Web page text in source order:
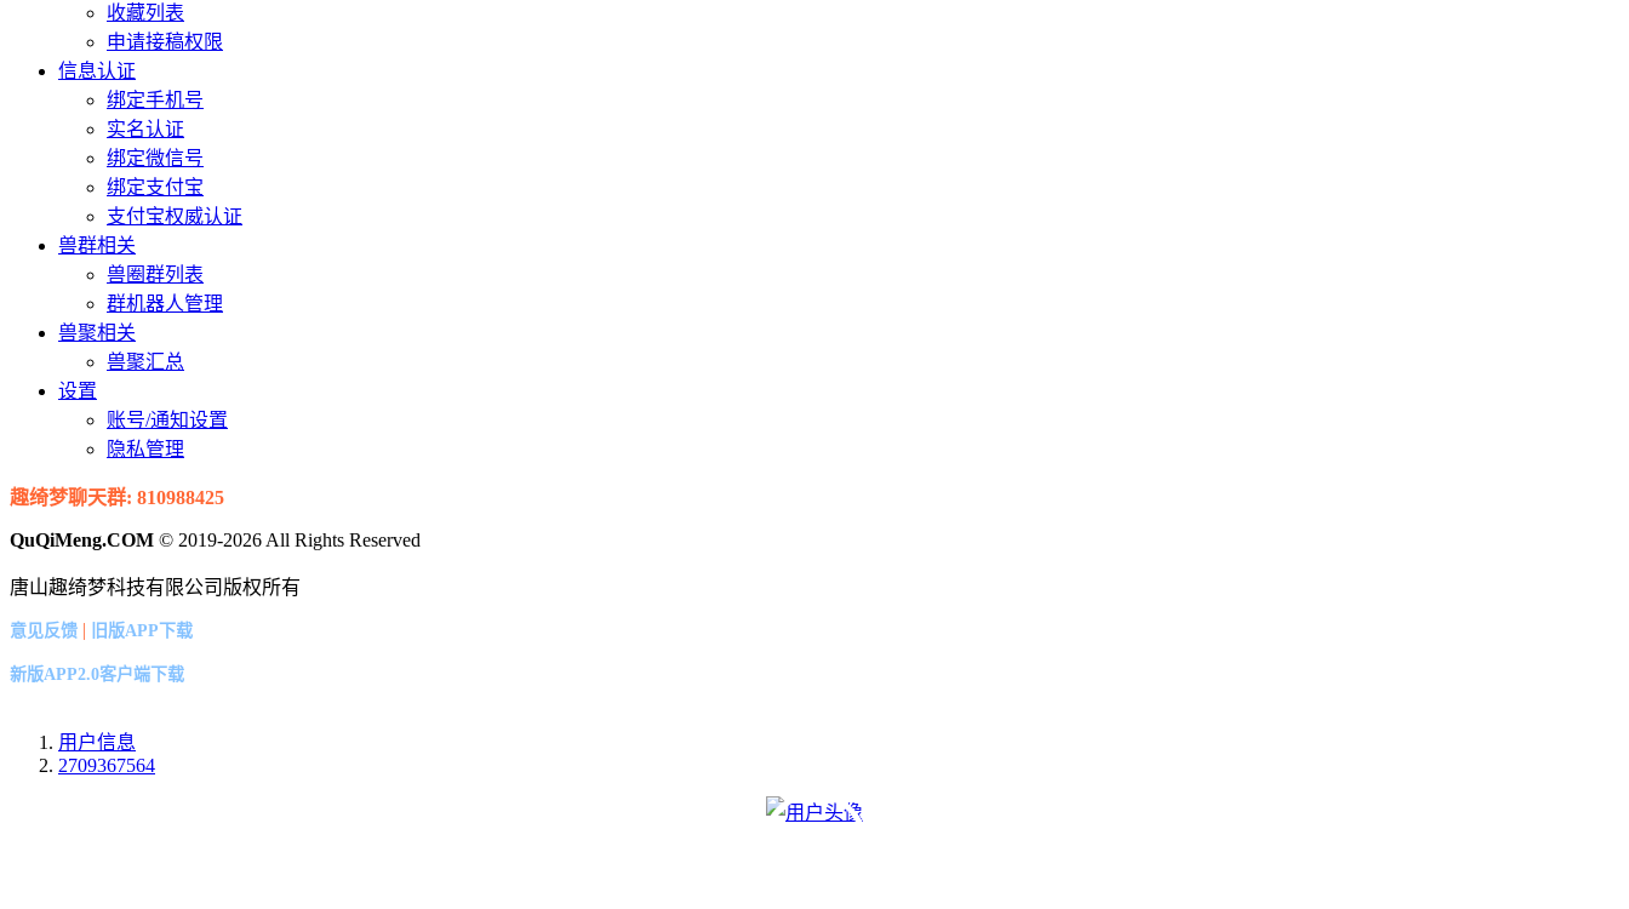
收藏列表
申请接稿权限
信息认证
绑定手机号
实名认证
绑定微信号
绑定支付宝
支付宝权威认证
兽群相关
兽圈群列表
群机器人管理
兽聚相关
兽聚汇总
设置
账号/通知设置
隐私管理
趣绮梦聊天群: 810988425
QuQiMeng.COM © 2019-2026 All Rights Reserved
唐山趣绮梦科技有限公司版权所有
意见反馈 | 旧版APP下载
新版APP2.0客户端下载
用户信息
2709367564